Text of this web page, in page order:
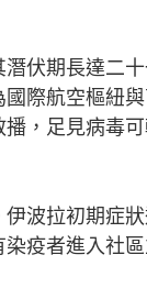
伏期長達二
國際航空樞紐
，足見病毒
波拉初期症
疫者進入社